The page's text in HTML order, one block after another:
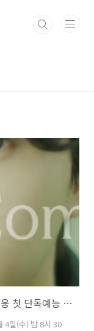
유퀴즈온더블럭 히어로 첫 단독특집 임영웅 첫 단독예능 유퀴즈 예고
4일(수) 밤 8시 30